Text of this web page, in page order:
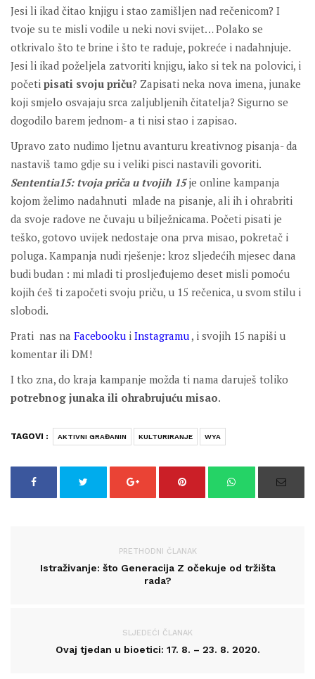
Jesi li ikad čitao knjigu i stao zamišljen nad rečenicom? I
tvoje su te misli vodile u neki novi svijet… Polako se
otkrivalo što te brine i što te raduje, pokreće i nadahnjuje.
Jesi li ikad poželjela zatvoriti knjigu, iako si tek na polovici, i
početi pisati svoju priču? Zapisati neka nova imena, junake
koji smjelo osvajaju srca zaljubljenih čitatelja? Sigurno se
dogodilo barem jednom- a ti nisi stao i zapisao.
Upravo zato nudimo ljetnu avanturu kreativnog pisanja- da
nastaviš tamo gdje su i veliki pisci nastavili govoriti.
Sententia15: tvoja priča u tvojih 15je online kampanja
kojom želimo nadahnuti mlade na pisanje, ali ih i ohrabriti
da svoje radove ne čuvaju u bilježnicama. Početi pisati je
teško, gotovo uvijek nedostaje ona prva misao, pokretač i
poluga. Kampanja nudi rješenje: kroz sljedećih mjesec dana
budi budan : mi mladi ti prosljeđujemo deset misli pomoću
kojih ćeš ti započeti svoju priču, u 15 rečenica, u svom stilu i
slobodi.
Prati nas na Facebooku i Instagramu , i svojih 15 napiši u
komentar ili DM!
I tko zna, do kraja kampanje možda ti nama daruješ toliko
potrebnog junaka ili ohrabrujuću misao.
TAGOVI : AKTIVNI GRAĐANIN KULTURIRANJE WYA
PRETHODNI ČLANAK
Istraživanje: što Generacija Z očekuje od tržišta
rada?
SLJEDEĆI ČLANAK
Ovaj tjedan u bioetici: 17. 8. – 23. 8. 2020.